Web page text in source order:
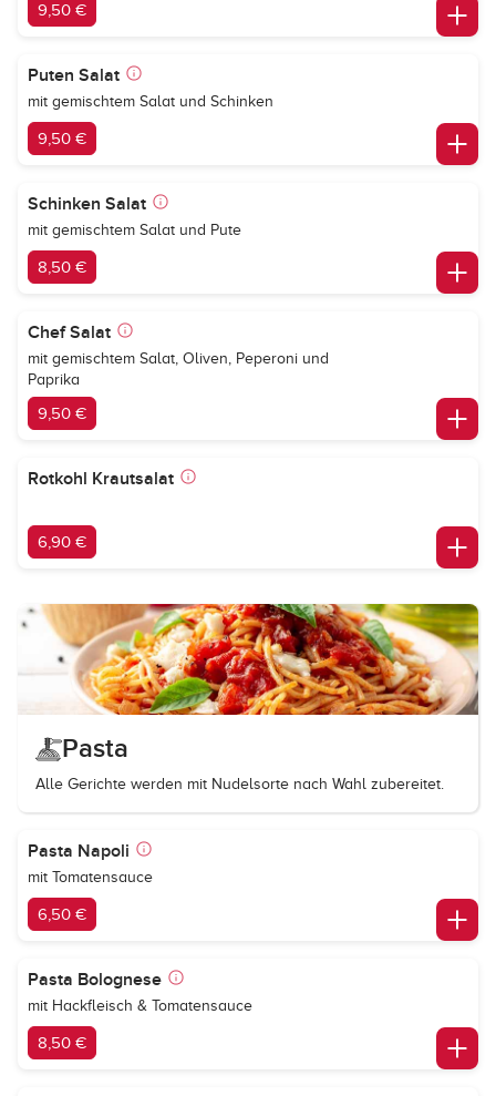
9,50 €
Puten Salat
mit gemischtem Salat und Schinken
9,50 €
Schinken Salat
mit gemischtem Salat und Pute
8,50 €
Chef Salat
mit gemischtem Salat, Oliven, Peperoni und
Paprika
9,50 €
Rotkohl Krautsalat
6,90 €
Pasta
Alle Gerichte werden mit Nudelsorte nach Wahl zubereitet.
Pasta Napoli
mit Tomatensauce
6,50 €
Pasta Bolognese
mit Hackfleisch & Tomatensauce
8,50 €